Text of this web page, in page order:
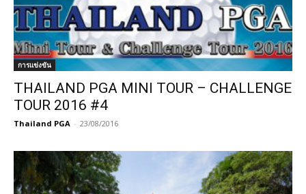
การแข่งขัน
THAILAND PGA MINI TOUR – CHALLENGE
TOUR 2016 #4
Thailand PGA - 23/08/2016